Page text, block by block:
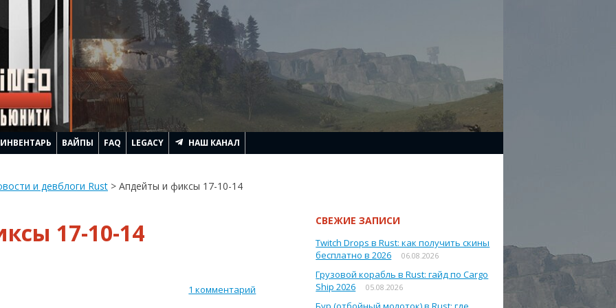
ДОМ
ИНВЕНТАРЬ ВАЙПЫ FAQ LEGACY НАШ КАНАЛ
и девблоги Rust > Апдейты и фиксы 17-10-14
17-10-14
1 комментарий
СВЕЖИЕ ЗАПИСИ
Twitch Drops в Rust: как получить скины
бесплатно в 2026
06.08.2026
Грузовой корабль в Rust: гайд по Cargo
Ship 2026
05.08.2026